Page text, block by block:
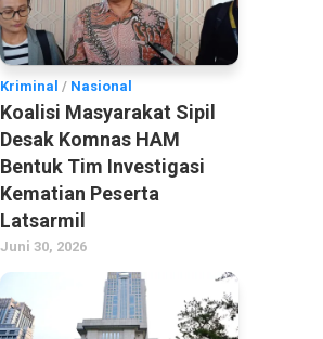
Kriminal / Nasional
Koalisi Masyarakat Sipil
Desak Komnas HAM
Bentuk Tim Investigasi
Kematian Peserta
Latsarmil
Juni 30, 2026